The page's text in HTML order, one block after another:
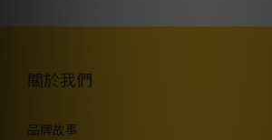
關於我們
品牌故事